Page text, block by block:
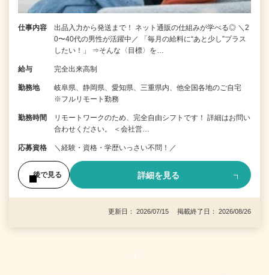
仕事内容
出品入力から発送まで！ ネット通販の仕組みが学べる◎ ＼2
0〜40代の男性が活躍中／ 「毎月の給料に“あと少し”プラス
したい！」 ⇒そんな〈目標〉を…
給与 完全出来高制
勤務地
岐阜県、静岡県、愛知県、三重県内、他全国各地のご自宅
※フルリモート勤務
勤務時間
リモートワークのため、完全自由シフトです！ 詳細はお問い
合わせください。 ＜会社営…
応募資格 ＼経験・資格・学歴いっさい不問！／
後で見る 詳細を見る
更新日： 2026/07/15 掲載終了日： 2026/08/26
1